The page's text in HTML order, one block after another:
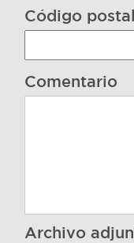
Código
Comentario
Archivo